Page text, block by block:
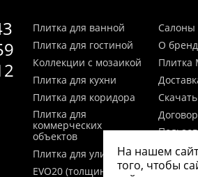
Плитка для ванной
Плитка для гостиной
Коллекции с мозаикой
Плитка для кухни
Плитка для коридора
Плитка для
коммерческих
объектов
Плитка для улицы
EVO20 (толщина 20мм)
Салоны
О
Плитка
На нашем
того, чтобы